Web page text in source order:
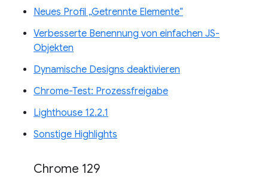
Neues Profil „Getrennte Elemente“
Verbesserte Benennung von einfachen JS-
Objekten
Dynamische Designs deaktivieren
Chrome-Test: Prozessfreigabe
Lighthouse 12.2.1
Sonstige Highlights
Chrome 129